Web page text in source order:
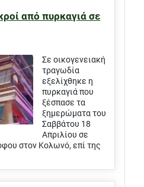
από πυρκαγιά σε
Σε οικογενειακή
τραγωδία
εξελίχθηκε η
πυρκαγιά που
ξέσπασε τα
ξημερώματα του
Σαββάτου 18
Απριλίου σε
στον Κολωνό, επί της